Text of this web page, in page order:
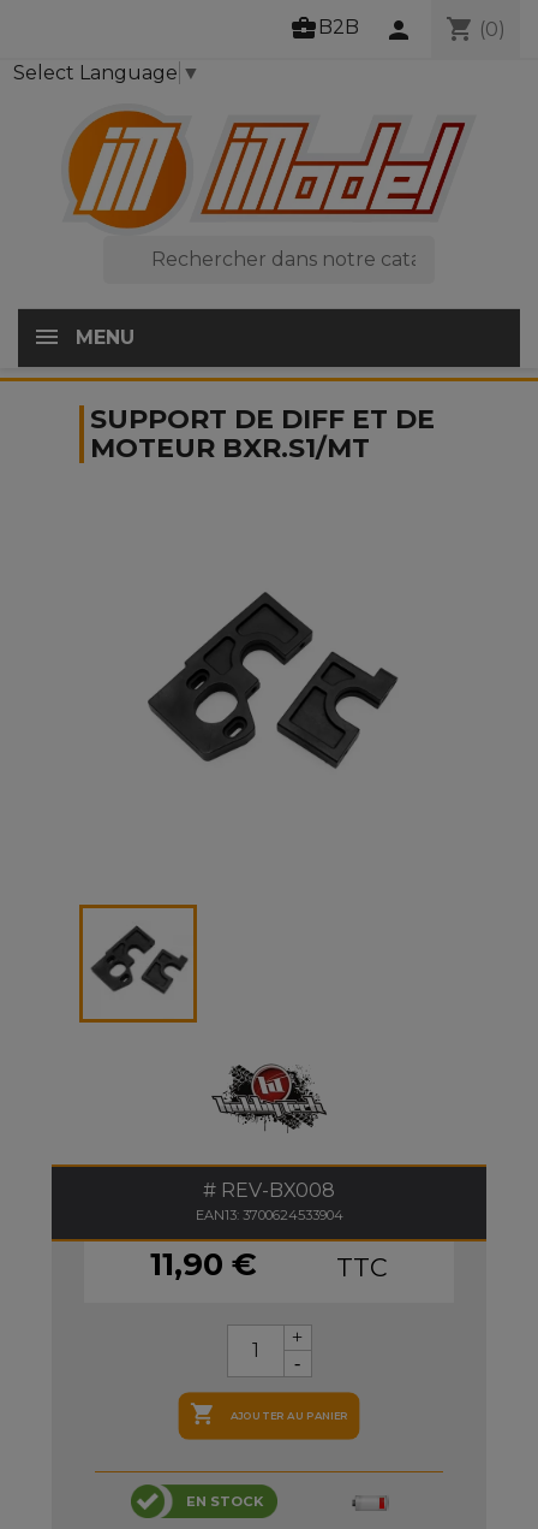
business_center B2B shopping_cart (0)
person

MENU
Select Language ▼
SUPPORT DE DIFF ET DE
MOTEUR BXR.S1/MT
REV-BX008
EAN13: 3700624533904
11,90 € TTC
 AJOUTER AU PANIER
EN STOCK